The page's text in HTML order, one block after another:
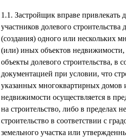
1.1. Застройщик вправе привлекать
участников долевого строительства
(создания) одного или нескольких
(или) иных объектов недвижимости,
объекты долевого строительства, в
документацией при условии, что
указанных многоквартирных домов
недвижимости осуществляется в
на строительство, либо в пределах
строительство в соответствии с
земельного участка или